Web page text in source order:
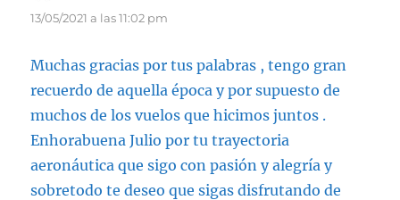
13/05/2021 a las 11:02 pm
Muchas gracias por tus palabras , tengo gran
recuerdo de aquella época y por supuesto de
muchos de los vuelos que hicimos juntos .
Enhorabuena Julio por tu trayectoria
aeronáutica que sigo con pasión y alegría y
sobretodo te deseo que sigas disfrutando de